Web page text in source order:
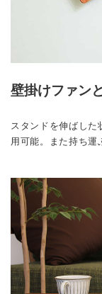
壁掛けファン
スタンドを伸ばした
用可能。また持ち運